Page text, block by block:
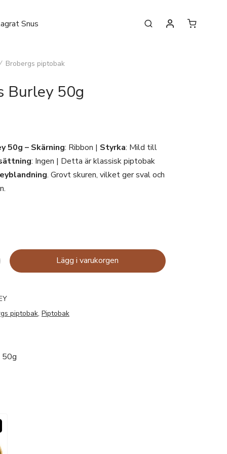
Snus
Brobergs piptobak
Burley 50g
50g – Skärning: Ribbon | Styrka: Mild till
: Ingen | Detta är klassisk piptobak
. Grovt skuren, vilket ger sval och
Lägg i varukorgen
piptobak, Piptobak
50g